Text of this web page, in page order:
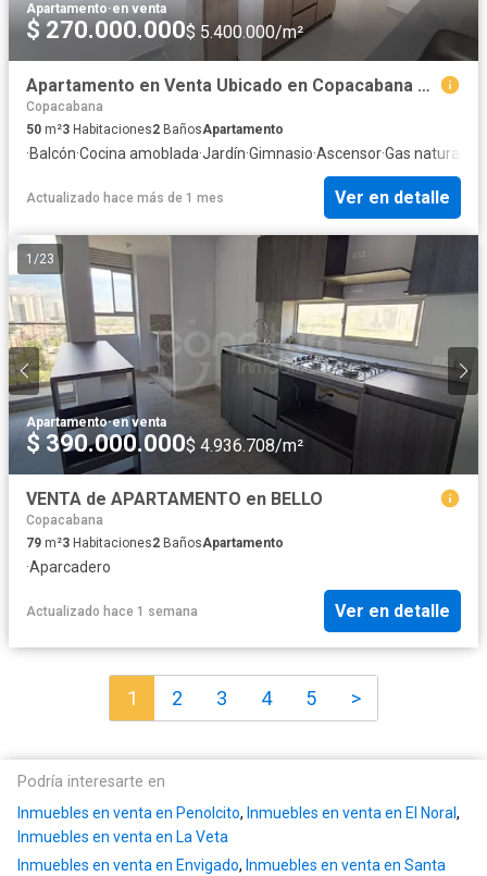
Apartamento·en venta
$ 270.000.000$ 5.400.000/m²
Apartamento en Venta Ubicado en Copacabana Codigo 1249
Copacabana
50 m²3 Habitaciones2 BañosApartamento
·Balcón·Cocina amoblada·Jardín·Gimnasio·Ascensor·Gas natural
Actualizado hace más de 1 mes Ver en detalle
1 /23
Apartamento·en venta
$ 390.000.000$ 4.936.708/m²
VENTA de APARTAMENTO en BELLO
Copacabana
79 m²3 Habitaciones2 BañosApartamento
·Aparcadero
Actualizado hace 1 semana Ver en detalle
1 2 3 4 5 >
Podría interesarte en
Inmuebles en venta en Penolcito, Inmuebles en venta en El Noral,
Inmuebles en venta en La Veta
Inmuebles en venta en Envigado, Inmuebles en venta en Santa